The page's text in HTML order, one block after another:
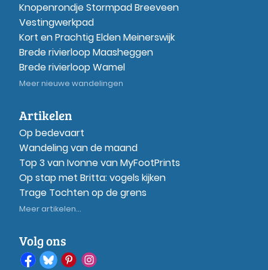
Knopenrondje Stormpad Breeveen
Vestingwerkpad
Kort en Prachtig Elden Meinerswijk
Brede rivierloop Maasheggen
Brede rivierloop Wamel
Meer nieuwe wandelingen
Artikelen
Op bedevaart
Wandeling van de maand
Top 3 van Ivonne van MyFootPrints
Op stap met Britta: vogels kijken
Trage Tochten op de grens
Meer artikelen...
Volg ons